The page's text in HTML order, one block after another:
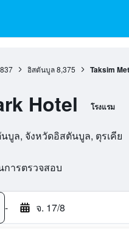
อิสตันบูล 8,375 Taksim
Hotel โรงแรม
นบูล, จังหวัดอิสตันบูล, ตุรเคีย
ารตรวจสอบ
- จ. 17/8